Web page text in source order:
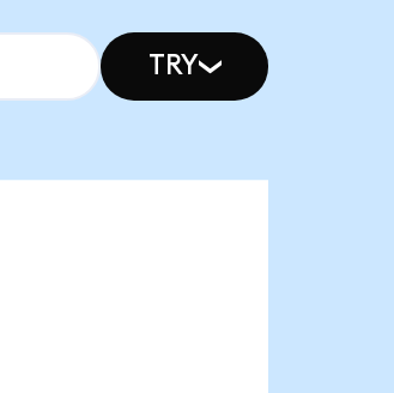
TRY